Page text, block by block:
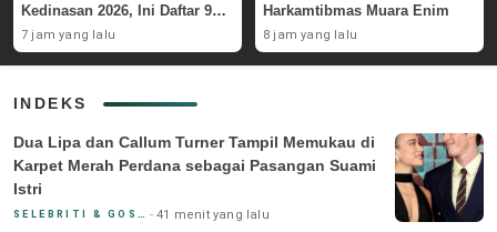
Kedinasan 2026, Ini Daftar 9
Instansinya
7 jam yang lalu
Harkamtibmas Muara Enim
8 jam yang lalu
INDEKS
Dua Lipa dan Callum Turner Tampil Memukau di
Karpet Merah Perdana sebagai Pasangan Suami
Istri
SELEBRITI & GOSIP 41 menit yang lalu